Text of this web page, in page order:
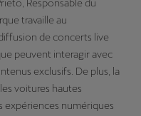
Responsable du
travaille au
de concerts live
peuvent interagir avec
exclusifs. De plus, la
voitures hautes
expériences numériques